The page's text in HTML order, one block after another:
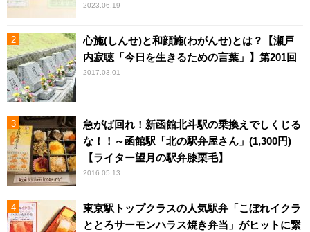
2023.06.19
心施(しんせ)と和顔施(わがんせ)とは？【瀬戸
内寂聴「今日を生きるための言葉」】第201回
2017.03.01
急がば回れ！新函館北斗駅の乗換えでしくじる
な！！～函館駅「北の駅弁屋さん」(1,300円)
【ライター望月の駅弁膝栗毛】
2016.05.13
東京駅トップクラスの人気駅弁「こぼれイクラ
ととろサーモンハラス焼き弁当」がヒットに繋